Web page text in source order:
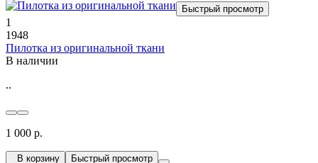
Быстрый просмотр
1
1948
Пилотка из оригинальной ткани
В наличии
..
1 000 р.
В корзину Быстрый просмотр